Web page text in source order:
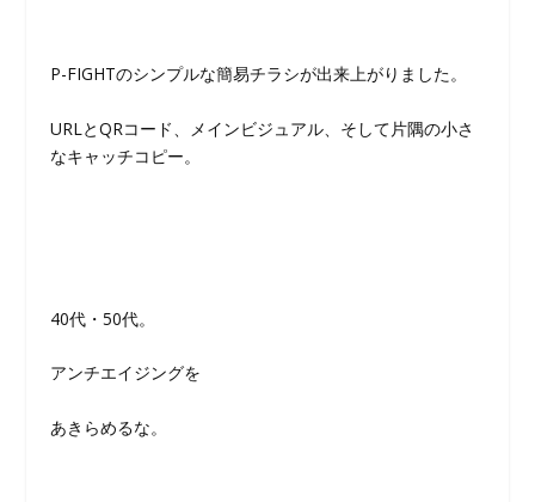
P-FIGHTのシンプルな簡易チラシが出来上がりました。
URLとQRコード、メインビジュアル、そして片隅の小さ
なキャッチコピー。
40代・50代。
アンチエイジングを
あきらめるな。